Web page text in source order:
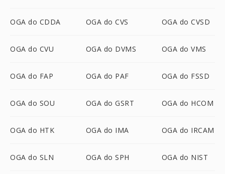
OGA do CDDA OGA do CVS OGA do CVSD
OGA do CVU OGA do DVMS OGA do VMS
OGA do FAP OGA do PAF OGA do FSSD
OGA do SOU OGA do GSRT OGA do HCOM
OGA do HTK OGA do IMA OGA do IRCAM
OGA do SLN OGA do SPH OGA do NIST